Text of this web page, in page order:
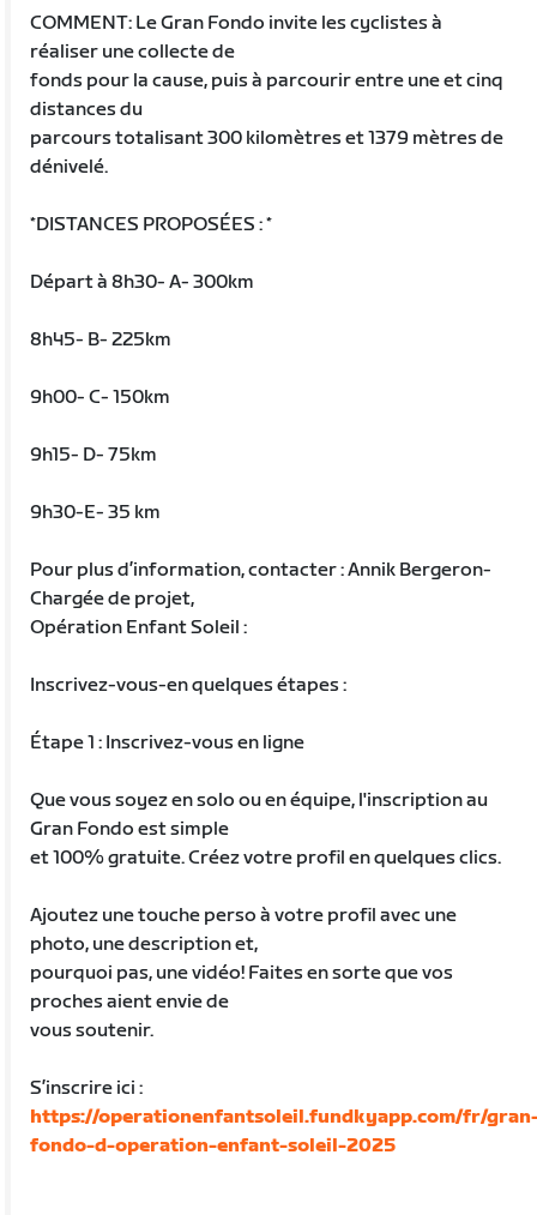
COMMENT: Le Gran Fondo invite les cyclistes à
réaliser une collecte de
fonds pour la cause, puis à parcourir entre une et cinq
distances du
parcours totalisant 300 kilomètres et 1379 mètres de
dénivelé.
*DISTANCES PROPOSÉES : *
Départ à 8h30- A- 300km
8h45- B- 225km
9h00- C- 150km
9h15- D- 75km
9h30-E- 35 km
Pour plus d’information, contacter : Annik Bergeron-
Chargée de projet,
Opération Enfant Soleil :
Inscrivez-vous-en quelques étapes :
Étape 1 : Inscrivez-vous en ligne
Que vous soyez en solo ou en équipe, l'inscription au
Gran Fondo est simple
et 100% gratuite. Créez votre profil en quelques clics.
Ajoutez une touche perso à votre profil avec une
photo, une description et,
pourquoi pas, une vidéo! Faites en sorte que vos
proches aient envie de
vous soutenir.
S’inscrire ici :
https://operationenfantsoleil.fundkyapp.com/fr/
fondo-d-operation-enfant-soleil-2025